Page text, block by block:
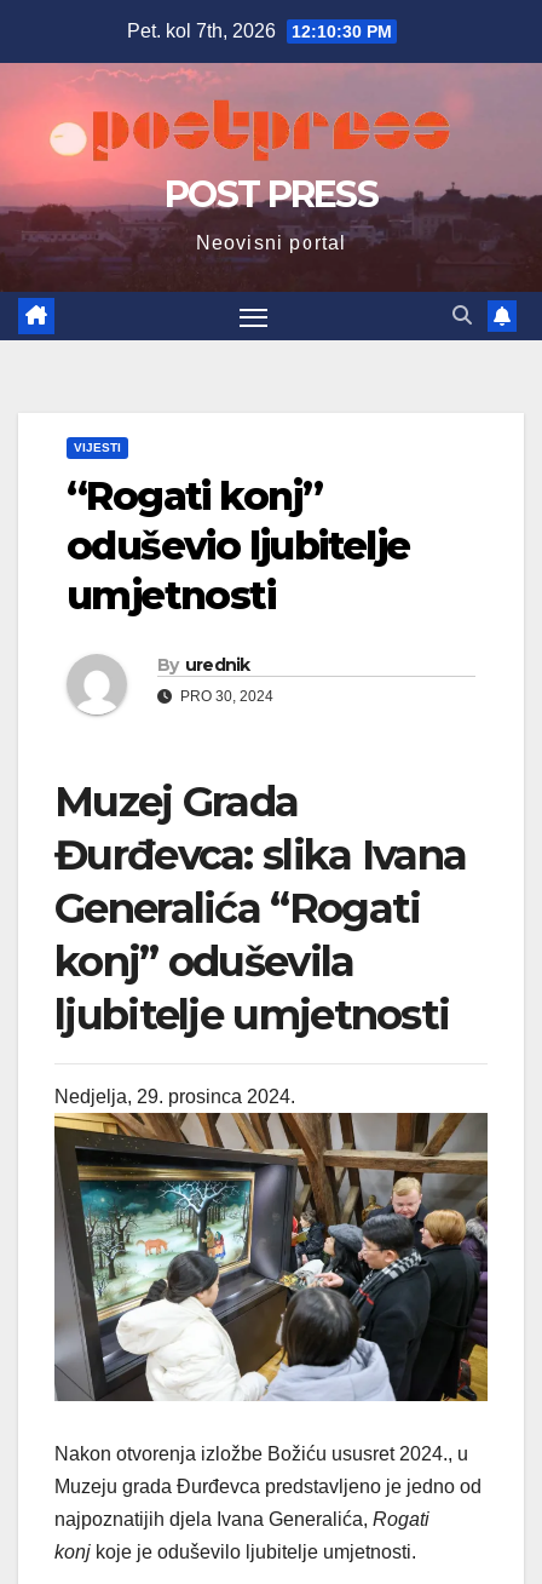
Pet. kol 7th, 2026 12:10:32 PM
POST PRESS
Neovisni portal
VIJESTI
“Rogati konj”
oduševio ljubitelje
umjetnosti
By urednik
PRO 30, 2024
Muzej Grada
Đurđevca: slika Ivana
Generalića “Rogati
konj” oduševila
ljubitelje umjetnosti
Nedjelja, 29. prosinca 2024.
Nakon otvorenja izložbe Božiću ususret 2024., u
Muzeju grada Đurđevca predstavljeno je jedno od
najpoznatijih djela Ivana Generalića, Rogati
konj koje je oduševilo ljubitelje umjetnosti.